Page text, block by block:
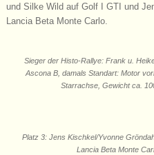
und Silke Wild auf Golf I GTI und
Lancia Beta Monte Carlo.
Sieger der Histo-Rallye: Frank u.
Ascona B, damals Standart: Motor
Starrachse, Gewicht ca.
Platz 3: Jens Kischkel/Yvonne
Lancia Beta Monte